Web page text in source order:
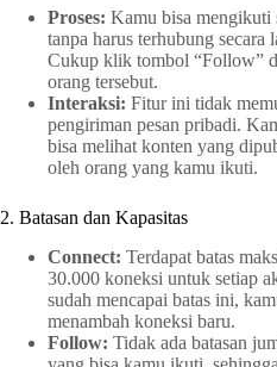
Proses: Kamu bisa mengikuti
tanpa harus terhubung secara
Cukup klik tombol “Follow”
orang tersebut.
Interaksi: Fitur ini tidak
pengiriman pesan pribadi.
bisa melihat konten yang
oleh orang yang kamu ikuti.
2. Batasan dan Kapasitas
Connect: Terdapat batas
30.000 koneksi untuk setiap
sudah mencapai batas ini,
menambah koneksi baru.
Follow: Tidak ada batasan